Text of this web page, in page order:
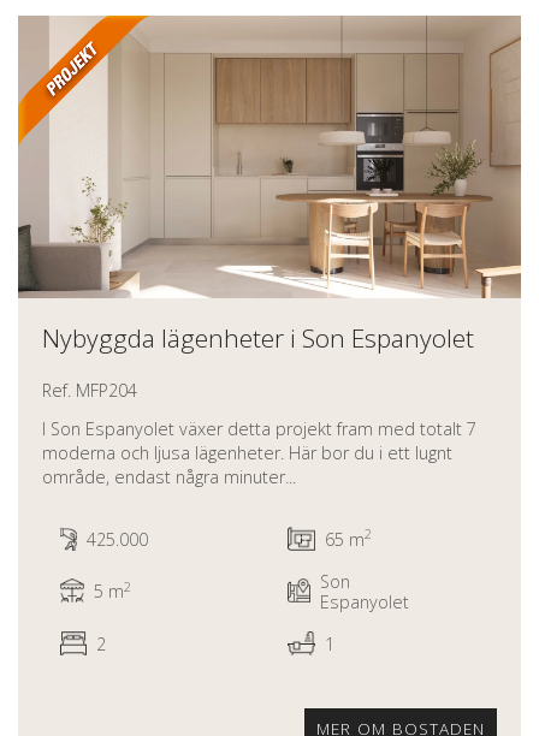
Nybyggda lägenheter i Son Espanyolet
Ref. MFP204
I Son Espanyolet växer detta projekt fram med totalt 7
moderna och ljusa lägenheter. Här bor du i ett lugnt
område, endast några minuter...
425.000 65 m2
5 m2
Son
Espanyolet
2
1
MER OM BOSTADEN